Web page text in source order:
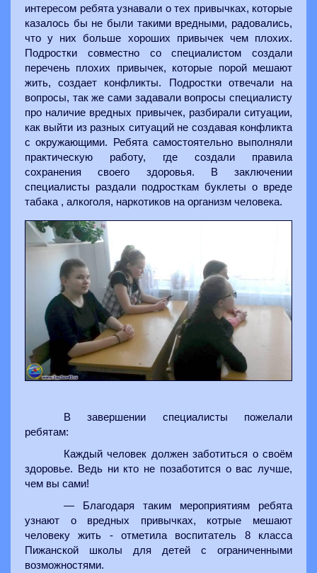
интересом ребята узнавали о тех привычках, которые
казалось бы не были такими вредными, радовались,
что у них больше хороших привычек чем плохих.
Подростки совместно со специалистом создали
перечень плохих привычек, которые порой мешают
жить, создает конфликты. Подростки отвечали на
вопросы, так же сами задавали вопросы специалисту
про наличие вредных привычек, разбирали ситуации,
как выйти из разных ситуаций не создавая конфликта
с окружающими. Ребята самостоятельно выполняли
практическую работу, где создали правила
сохранения своего здоровья. В заключении
специалисты раздали подросткам буклеты о вреде
табака , алкоголя, наркотиков на организм человека.
В завершении специалисты пожелали
ребятам:
Каждый человек должен заботиться о своём
здоровье. Ведь ни кто не позаботится о вас лучше,
чем вы сами!
— Благодаря таким мероприятиям ребята
узнают о вредных привычках, котрые мешают
человеку жить - отметила воспитатель 8 класса
Пижанской школы для детей с ограниченными
возможностями.